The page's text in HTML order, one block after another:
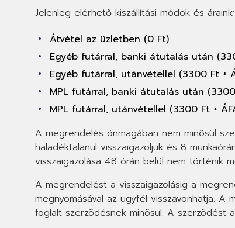
Jelenleg elérhető kiszállítási módok és áraink:
Átvétel az üzletben (0 Ft)
Egyéb futárral, banki átutalás után
Egyéb futárral, utánvétellel (3300 Ft +
MPL futárral, banki átutalás után
MPL futárral, utánvétellel (3300 Ft +
A megrendelés önmagában nem minõsül
haladéktalanul visszaigazoljuk és 8
visszaigazolása 48 órán belül nem történik
A megrendelést a visszaigazolásig a
megnyomásával az ügyfél visszavonhatja.
foglalt szerzõdésnek minõsül. A